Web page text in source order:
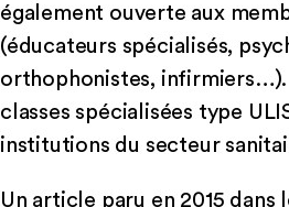
également ouverte aux
(éducateurs spécialisés,
orthophonistes, infirmiers…).
classes spécialisées type
institutions du secteur
Un article paru en 2015 dans